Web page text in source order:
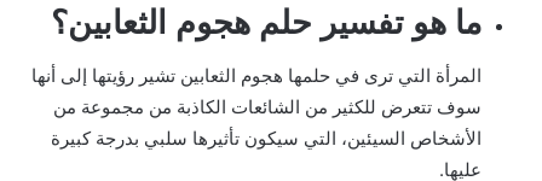
ما هو تفسير حلم هجوم الثعابين؟
المرأة التي ترى في حلمها هجوم الثعابين تشير رؤيتها إلى أنها
سوف تتعرض للكثير من الشائعات الكاذبة من مجموعة من
الأشخاص السيئين، التي سيكون تأثيرها سلبي بدرجة كبيرة
عليها.